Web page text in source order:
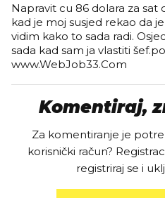
Napravit cu 86 dolara za sat
kad je moj susjed rekao da
vidim kako to sada radi.
sada kad sam ja vlastiti
www.WebJob33.Com
Komentiraj,
Za komentiranje je
korisnički račun?
registriraj se i